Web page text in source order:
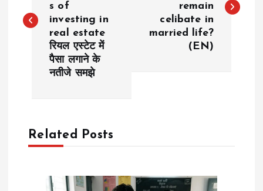
s
v
s of
investing in
real estate
रियल एस्टेट में
पैसा लगाने के
नतीजे समझे
remain
celibate in
married life?
(EN)
Related Posts